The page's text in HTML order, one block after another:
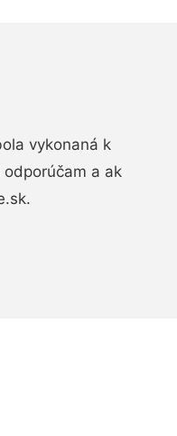
vykonaná k
a ak